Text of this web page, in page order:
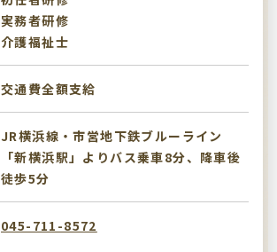
実務者研修
介護福祉士
交通費全額支給
JR横浜線・市営地下鉄ブルーライン
「新横浜駅」よりバス乗車8分、降車後
徒歩5分
045-711-8572